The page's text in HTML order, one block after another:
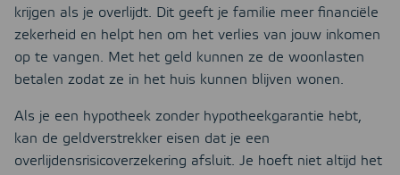
krijgen als je overlijdt. Dit geeft je familie meer financiële
zekerheid en helpt hen om het verlies van jouw inkomen
op te vangen. Met het geld kunnen ze de woonlasten
betalen zodat ze in het huis kunnen blijven wonen.
Als je een hypotheek zonder hypotheekgarantie hebt,
kan de geldverstrekker eisen dat je een
overlijdensrisicoverzekering afsluit. Je hoeft niet altijd het